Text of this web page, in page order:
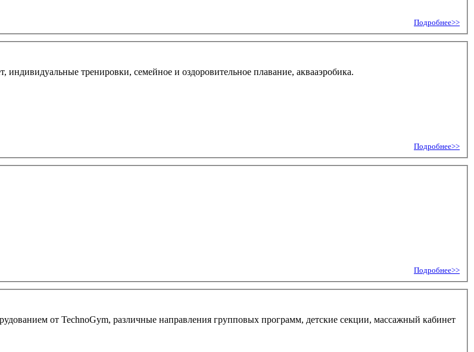
Подробнее>>
тренировки, семейное и оздоровительное плавание, аквааэробика.
Подробнее>>
Подробнее>>
от TechnoGym, различные направления групповых программ, детские секции, массажный кабинет